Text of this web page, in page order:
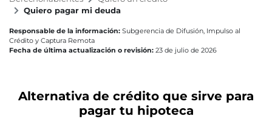
Quiero pagar mi deuda
Responsable de la información: Subgerencia de Difusión, Impulso al
Crédito y Captura Remota
Fecha de última actualización o revisión: 23 de julio de 2026
Alternativa de crédito que sirve para
pagar tu hipoteca